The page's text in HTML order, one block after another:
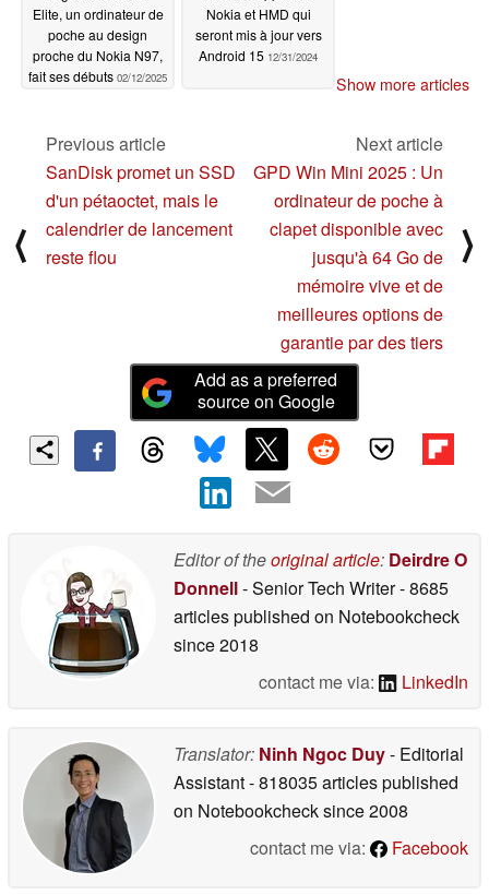
Elite, un ordinateur de
poche au design
proche du Nokia N97,
fait ses débuts 02/12/2025
Nokia et HMD qui
seront mis à jour vers
Android 15 12/31/2024
Show more articles
⟨
Previous article
SanDisk promet un SSD
d'un pétaoctet, mais le
calendrier de lancement
reste flou
Next article
GPD Win Mini 2025 : Un
ordinateur de poche à
clapet disponible avec
jusqu'à 64 Go de
mémoire vive et de
meilleures options de
garantie par des tiers
⟩
Add as a preferred
source on Google
Editor of theoriginal article: Deirdre O
Donnell- Senior Tech Writer- 8685
articles published on Notebookcheck
since 2018
contact me via:
LinkedIn
Translator: Ninh Ngoc Duy- Editorial
Assistant- 818035 articles published
on Notebookchecksince 2008
contact me via:
Facebook